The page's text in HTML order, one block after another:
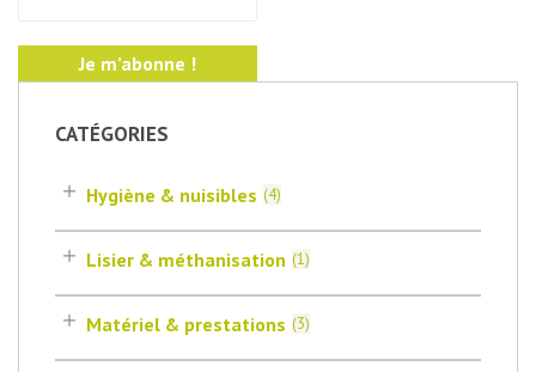
CATÉGORIES
Hygiène & nuisibles (4)
Lisier & méthanisation (1)
Matériel & prestations (3)